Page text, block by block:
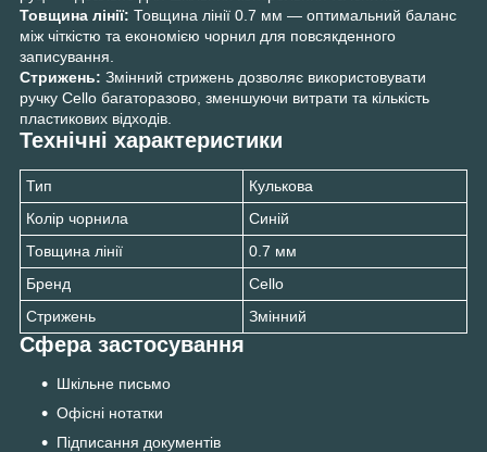
Товщина лінії: Товщина лінії 0.7 мм — оптимальний баланс
між чіткістю та економією чорнил для повсякденного
записування.
Стрижень: Змінний стрижень дозволяє використовувати
ручку Cello багаторазово, зменшуючи витрати та кількість
пластикових відходів.
Технічні характеристики
Тип
Кулькова
Колір чорнила
Синій
Товщина лінії
0.7 мм
Бренд
Cello
Стрижень
Змінний
Сфера застосування
Шкільне письмо
Офісні нотатки
Підписання документів